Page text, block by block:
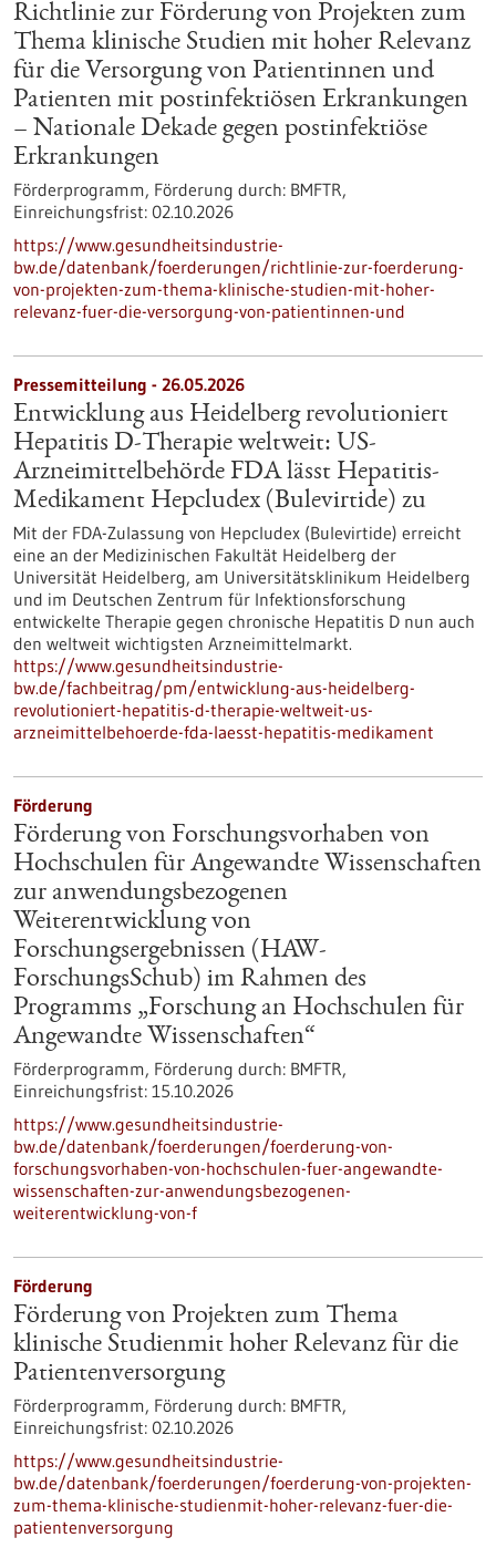
Richtlinie zur Förderung von Projekten zum
Thema klinische Studien mit hoher Relevanz
für die Versorgung von Patientinnen und
Patienten mit postinfektiösen Erkrankungen
– Nationale Dekade gegen postinfektiöse
Erkrankungen
Förderprogramm, Förderung durch: BMFTR,
Einreichungsfrist: 02.10.2026
https://www.gesundheitsindustrie-
bw.de/datenbank/foerderungen/richtlinie-zur-foerderung-
von-projekten-zum-thema-klinische-studien-mit-hoher-
relevanz-fuer-die-versorgung-von-patientinnen-und
Pressemitteilung - 26.05.2026
Entwicklung aus Heidelberg revolutioniert
Hepatitis D-Therapie weltweit: US-
Arzneimittelbehörde FDA lässt Hepatitis-
Medikament Hepcludex (Bulevirtide) zu
Mit der FDA-Zulassung von Hepcludex (Bulevirtide) erreicht
eine an der Medizinischen Fakultät Heidelberg der
Universität Heidelberg, am Universitätsklinikum Heidelberg
und im Deutschen Zentrum für Infektionsforschung
entwickelte Therapie gegen chronische Hepatitis D nun auch
den weltweit wichtigsten Arzneimittelmarkt.
https://www.gesundheitsindustrie-
bw.de/fachbeitrag/pm/entwicklung-aus-heidelberg-
revolutioniert-hepatitis-d-therapie-weltweit-us-
arzneimittelbehoerde-fda-laesst-hepatitis-medikament
Förderung
Förderung von Forschungsvorhaben von
Hochschulen für Angewandte Wissenschaften
zur anwendungsbezogenen
Weiterentwicklung von
Forschungsergebnissen (HAW-
ForschungsSchub) im Rahmen des
Programms „Forschung an Hochschulen für
Angewandte Wissenschaften“
Förderprogramm, Förderung durch: BMFTR,
Einreichungsfrist: 15.10.2026
https://www.gesundheitsindustrie-
bw.de/datenbank/foerderungen/foerderung-von-
forschungsvorhaben-von-hochschulen-fuer-angewandte-
wissenschaften-zur-anwendungsbezogenen-
weiterentwicklung-von-f
Förderung
Förderung von Projekten zum Thema
klinische Studienmit hoher Relevanz für die
Patientenversorgung
Förderprogramm, Förderung durch: BMFTR,
Einreichungsfrist: 02.10.2026
https://www.gesundheitsindustrie-
bw.de/datenbank/foerderungen/foerderung-von-projekten-
zum-thema-klinische-studienmit-hoher-relevanz-fuer-die-
patientenversorgung